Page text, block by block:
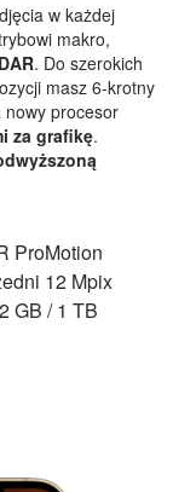
w każdej
makro,
. Do szerokich
masz 6-krotny
nowy procesor
za grafikę.
ProMotion
12 Mpix
GB / 1 TB